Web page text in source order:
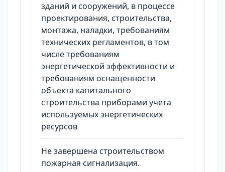
зданий и сооружений, в процессе
проектирования, строительства,
монтажа, наладки, требованиям
технических регламентов, в том
числе требованиям
энергетической эффективности и
требованиям оснащенности
объекта капитального
строительства приборами учета
используемых энергетических
ресурсов
Не завершена строительством
пожарная сигнализация.